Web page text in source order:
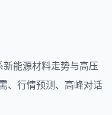
能源材料走势与高压
、行情预测、高峰对话